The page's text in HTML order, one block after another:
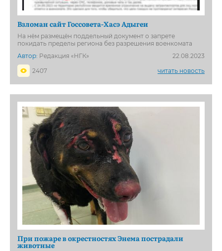
Взломан сайт Госсовета-Хасэ Адыгеи
На нём размещён поддельный документ о запрете
покидать пределы региона без разрешения военкомата
Автор: Редакция «НГК»
22.08.2023
2407
читать новость
При пожаре в окрестностях Энема пострадали
животные